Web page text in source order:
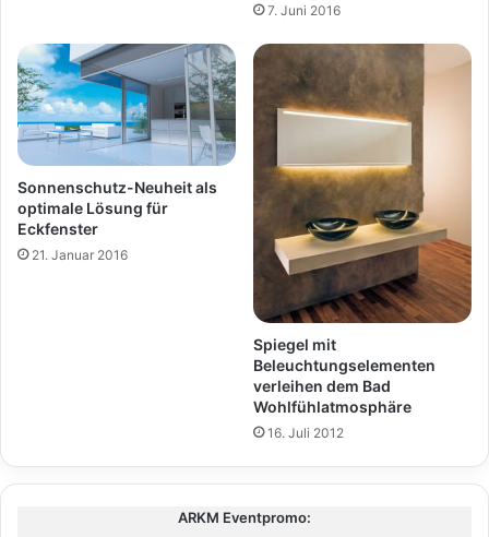
7. Juni 2016
Sonnenschutz-Neuheit als
optimale Lösung für
Eckfenster
21. Januar 2016
Spiegel mit
Beleuchtungselementen
verleihen dem Bad
Wohlfühlatmosphäre
16. Juli 2012
ARKM Eventpromo: